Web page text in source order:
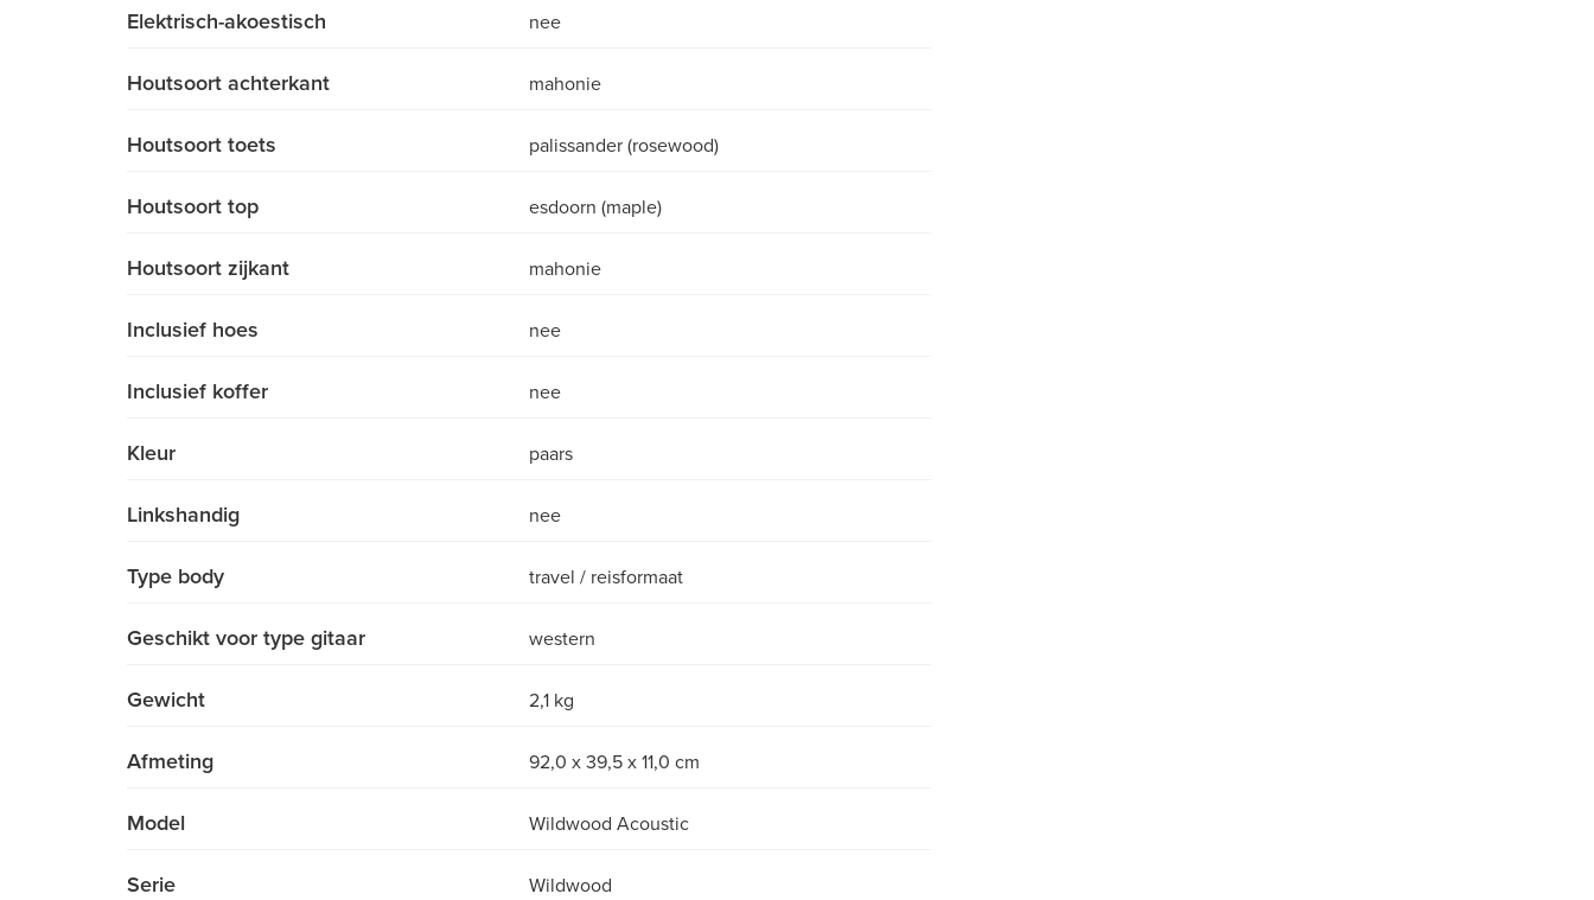
Elektrisch-akoestisch nee
Houtsoort achterkant mahonie
Houtsoort toets palissander (rosewood)
Houtsoort top esdoorn (maple)
Houtsoort zijkant mahonie
Inclusief hoes nee
Inclusief koffer nee
Kleur paars
Linkshandig nee
Type body travel / reisformaat
Geschikt voor type gitaar western
Gewicht 2,1 kg
Afmeting 92,0 x 39,5 x 11,0 cm
Model Wildwood Acoustic
Serie Wildwood